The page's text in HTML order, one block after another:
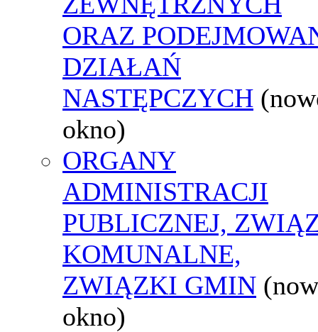
ORAZ
DZIAŁAŃ
NASTĘPCZYCH
okno)
ORGANY
ADMINISTRACJI
PUBLICZNEJ,
KOMUNALNE,
ZWIĄZKI GMIN
okno)